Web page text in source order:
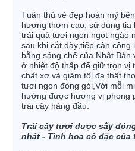
Tuân thủ vẻ đẹp hoàn mỹ
hương thơm cao, sử dụng tia
trái quả tươi ngon ngọt ngào
sau khi cắt dày,tiếp cận
bằng sáng chế của Nhật
ở nhiệt độ thấp để giữ trọn vị
chất xơ và giảm tối đa thất
tươi ngon đóng gói,Với mỗi
hưởng được hương vị phong
trái cây hàng đầu.
Trái cây tươi được sấy
nhất - Tinh hoa cô đặc của